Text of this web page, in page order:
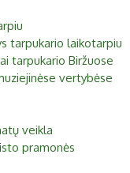
2026
Pe
1
tarpukario laikotarpiu
tarpukario Biržuose
vertybėse
veikla
pramonės